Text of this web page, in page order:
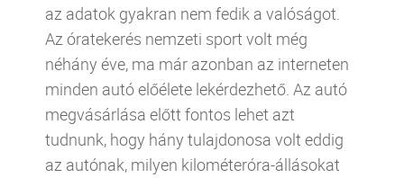
az adatok gyakran nem fedik a valóságot.
Az óratekerés nemzeti sport volt még
néhány éve, ma már azonban az interneten
minden autó előélete lekérdezhető. Az autó
megvásárlása előtt fontos lehet azt
tudnunk, hogy hány tulajdonosa volt eddig
az autónak, milyen kilométeróra-állásokat